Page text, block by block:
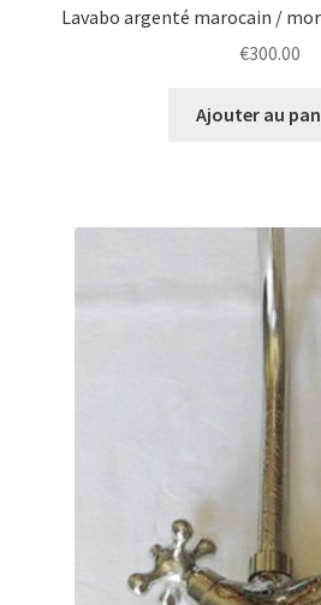
Lavabo argenté marocain /
€300.00
Ajouter au